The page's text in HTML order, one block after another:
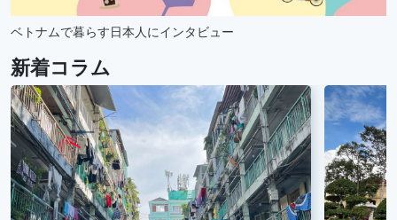
ベトナムで暮らす日本人にインタビュー
新着コラム